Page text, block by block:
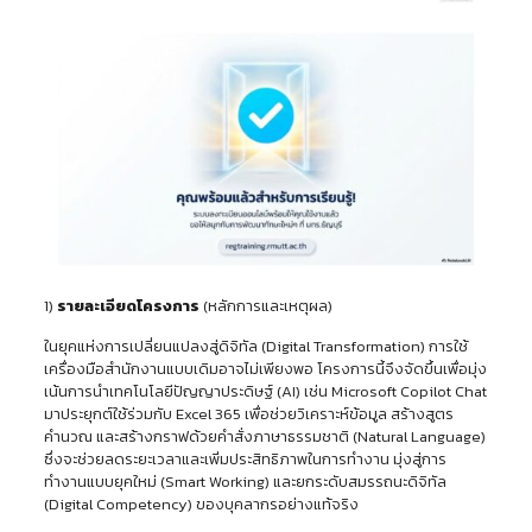
1) รายละเอียดโครงการ (หลักการและเหตุผล)
ในยุคแห่งการเปลี่ยนแปลงสู่ดิจิทัล (Digital Transformation) การใช้
เครื่องมือสำนักงานแบบเดิมอาจไม่เพียงพอ โครงการนี้จึงจัดขึ้นเพื่อมุ่ง
เน้นการนำเทคโนโลยีปัญญาประดิษฐ์ (AI) เช่น Microsoft Copilot Chat
มาประยุกต์ใช้ร่วมกับ Excel 365 เพื่อช่วยวิเคราะห์ข้อมูล สร้างสูตร
คำนวณ และสร้างกราฟด้วยคำสั่งภาษาธรรมชาติ (Natural Language)
ซึ่งจะช่วยลดระยะเวลาและเพิ่มประสิทธิภาพในการทำงาน มุ่งสู่การ
ทำงานแบบยุคใหม่ (Smart Working) และยกระดับสมรรถนะดิจิทัล
(Digital Competency) ของบุคลากรอย่างแท้จริง